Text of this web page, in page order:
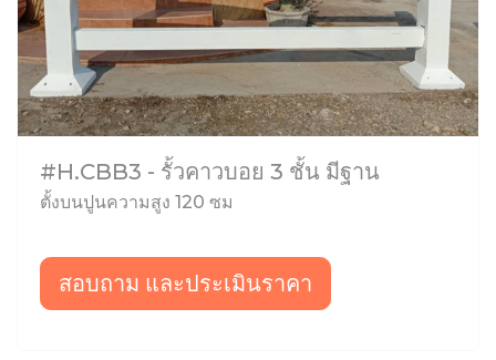
#H.CBB3 - รั้วคาวบอย 3 ชั้น มีฐาน
ตั้งบนปูนความสูง 120 ซม
สอบถาม และประเมินราคา